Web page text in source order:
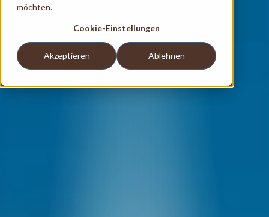
möchten.
Cookie-Einstellungen
Akzeptieren Ablehnen